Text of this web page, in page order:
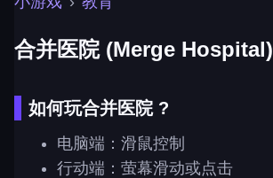
合并医院 (Merge Hospital)
如何玩合并医院 ?
电脑端：滑鼠控制
行动端：萤幕滑动或点击